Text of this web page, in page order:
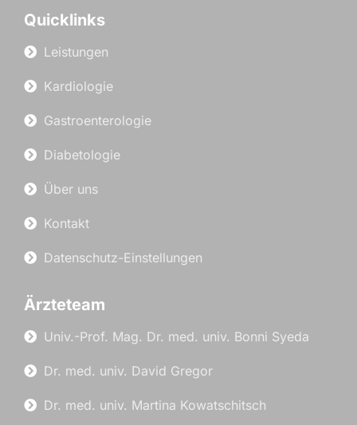
Quicklinks
Leistungen
Kardiologie
Gastroenterologie
Diabetologie
Über uns
Kontakt
Datenschutz-Einstellungen
Ärzteteam
Univ.-Prof. Mag. Dr. med. univ. Bonni Syeda
Dr. med. univ. David Gregor
Dr. med. univ. Martina Kowatschitsch